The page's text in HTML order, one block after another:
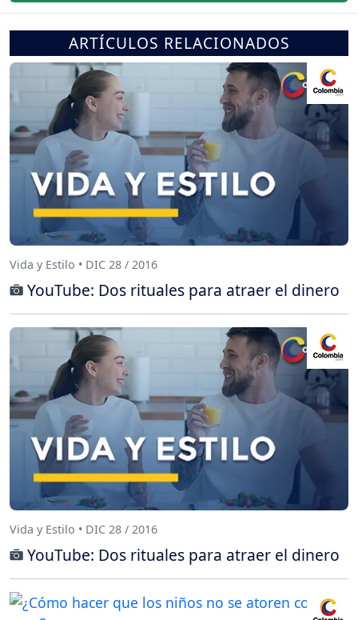
ARTÍCULOS RELACIONADOS
Vida y Estilo • DIC 28 / 2016
YouTube: Dos rituales para atraer el dinero
Vida y Estilo • DIC 28 / 2016
YouTube: Dos rituales para atraer el dinero